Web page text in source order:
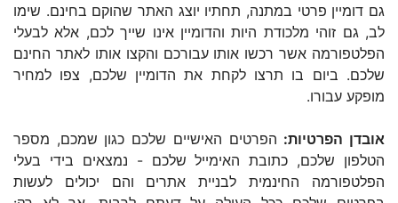
גם דומיין פרטי במתנה, תחתיו יוצג האתר שהוקם בחינם. שימו
לב, גם זוהי מלכודת היות והדומיין אינו שייך לכם, אלא לבעלי
הפלטפורמה אשר רכשו אותו עבורכם והקצו אותו לאתר החינם
שלכם. ביום בו תרצו לקחת את הדומיין שלכם, צפו למחיר
מופקע עבורו.
אובדן הפרטיות: הפרטים האישיים שלכם כגון שמכם, מספר
הטלפון שלכם, כתובת האימייל שלכם - נמצאים בידי בעלי
הפלטפורמה החינמית לבניית אתרים והם יכולים לעשות